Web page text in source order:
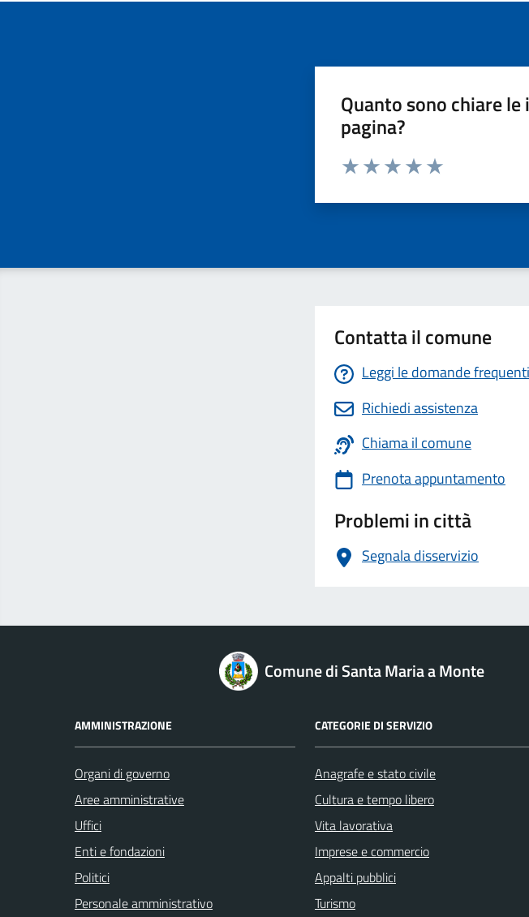
Quanto sono chiare
pagina?
Valuta da 1 a 5 stelle la pagina
Contatta il comune
Leggi le domande frequenti
Richiedi assistenza
Chiama il comune
Prenota appuntamento
Problemi in città
Segnala disservizio
Comune di Santa Maria a Monte
AMMINISTRAZIONE
Organi di governo
Aree amministrative
Uffici
Enti e fondazioni
Politici
Personale amministrativo
CATEGORIE DI SERVIZIO
Anagrafe e stato civile
Cultura e tempo libero
Vita lavorativa
Imprese e commercio
Appalti pubblici
Turismo